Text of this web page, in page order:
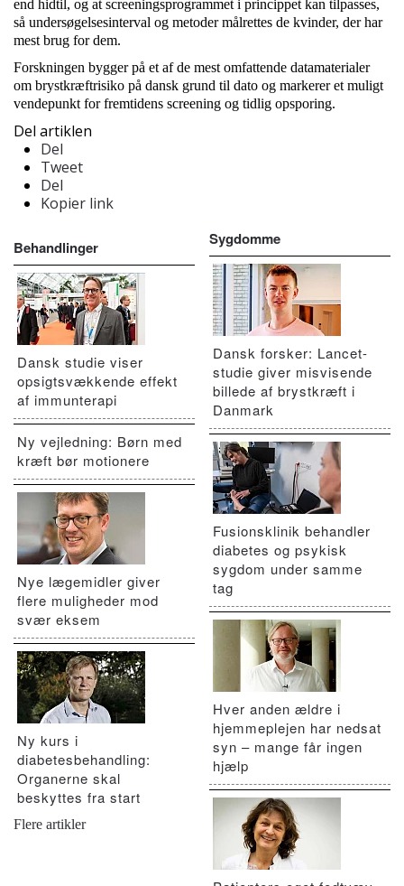
end hidtil, og at screeningsprogrammet i princippet kan tilpasses,
så undersøgelsesinterval og metoder målrettes de kvinder, der har
mest brug for dem.
Forskningen bygger på et af de mest omfattende datamaterialer
om brystkræftrisiko på dansk grund til dato og markerer et muligt
vendepunkt for fremtidens screening og tidlig opsporing.
Del artiklen
Del
Tweet
Del
Kopier link
Behandlinger
Dansk studie viser
opsigtsvækkende effekt
af immunterapi
Ny vejledning: Børn med
kræft bør motionere
Nye lægemidler giver
flere muligheder mod
svær eksem
Ny kurs i
diabetesbehandling:
Organerne skal
beskyttes fra start
Flere artikler
Sygdomme
Dansk forsker: Lancet-
studie giver misvisende
billede af brystkræft i
Danmark
Fusionsklinik behandler
diabetes og psykisk
sygdom under samme
tag
Hver anden ældre i
hjemmeplejen har nedsat
syn – mange får ingen
hjælp